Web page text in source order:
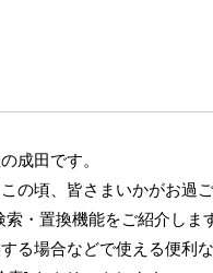
成田です。
の頃、皆さまいかがお過
・置換機能をご紹介し
る場合などで使える便利